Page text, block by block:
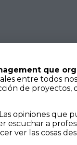
que
entre todos
de proyectos,
opiniones que
a
ver las cosas